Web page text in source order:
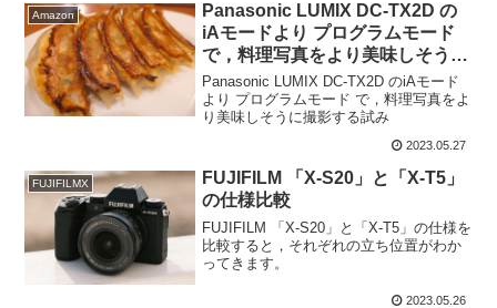
Amazon
Panasonic LUMIX DC-TX2D の
iAモードより プログラムモード
で，料理写真をより美味しそうに
撮る試み
Panasonic LUMIX DC-TX2D のiAモード
より プログラムモード で，料理写真をよ
り美味しそうに撮影する試み
2023.05.27
FUJIFILMX
FUJIFILM 「X-S20」と「X-T5」
の仕様比較
FUJIFILM 「X-S20」と「X-T5」の仕様を
比較すると，それぞれの立ち位置がわか
ってきます。
2023.05.26